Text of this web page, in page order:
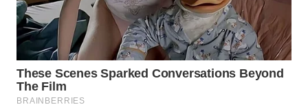
SUKABUMI
WN
PURWAKARTA
WN